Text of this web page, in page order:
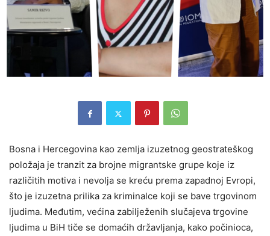
Bosna i Hercegovina kao zemlja izuzetnog geostrateškog
položaja je tranzit za brojne migrantske grupe koje iz
različitih motiva i nevolja se kreću prema zapadnoj Evropi,
što je izuzetna prilika za kriminalce koji se bave trgovinom
ljudima. Međutim, većina zabilježenih slučajeva trgovine
ljudima u BiH tiče se domaćih državljanja, kako počinioca,